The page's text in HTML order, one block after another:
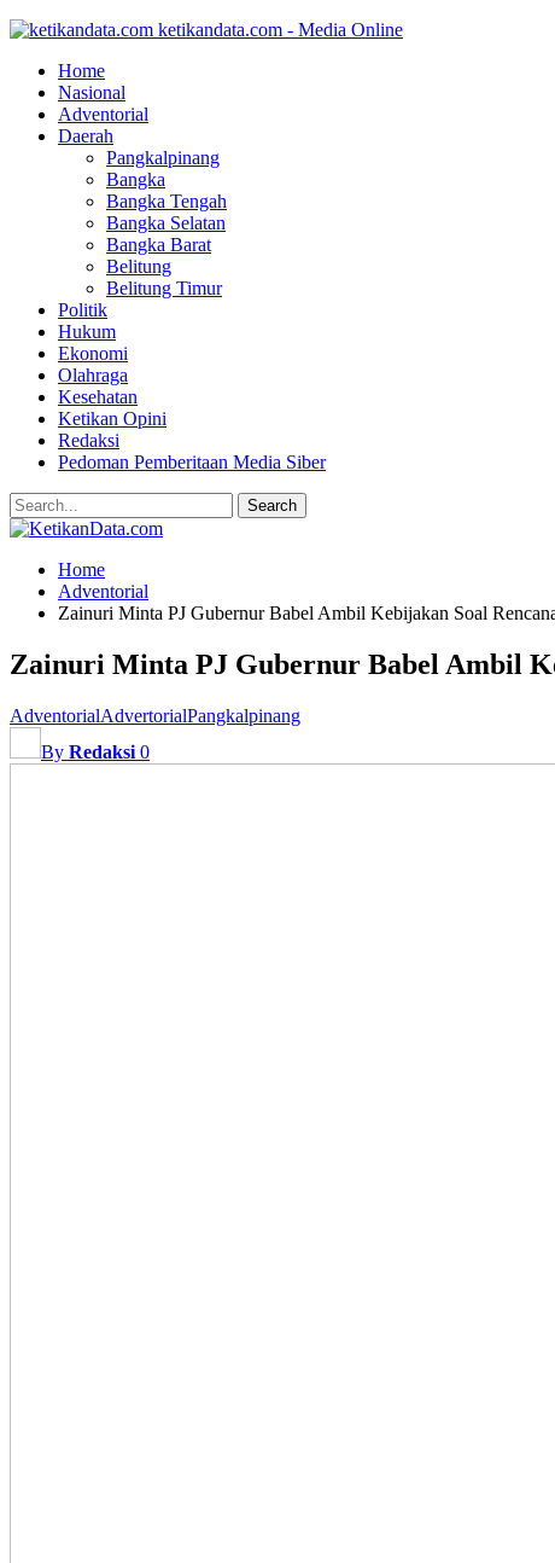
ketikandata.com - Media Online
Home
Nasional
Adventorial
Daerah
Pangkalpinang
Bangka
Bangka Tengah
Bangka Selatan
Bangka Barat
Belitung
Belitung Timur
Politik
Hukum
Ekonomi
Olahraga
Kesehatan
Ketikan Opini
Redaksi
Pedoman Pemberitaan Media Siber
Home
Adventorial
Zainuri Minta PJ Gubernur Babel Ambil Kebijakan Soal
Zainuri Minta PJ Gubernur Babel Ambil
AdventorialAdvertorialPangkalpinang
By Redaksi 0